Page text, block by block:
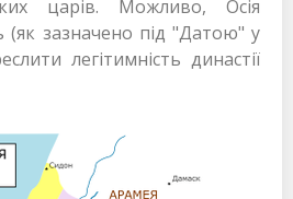
царів. Можливо, Осія
(як зазначено під "Датою" у
легітимність династії